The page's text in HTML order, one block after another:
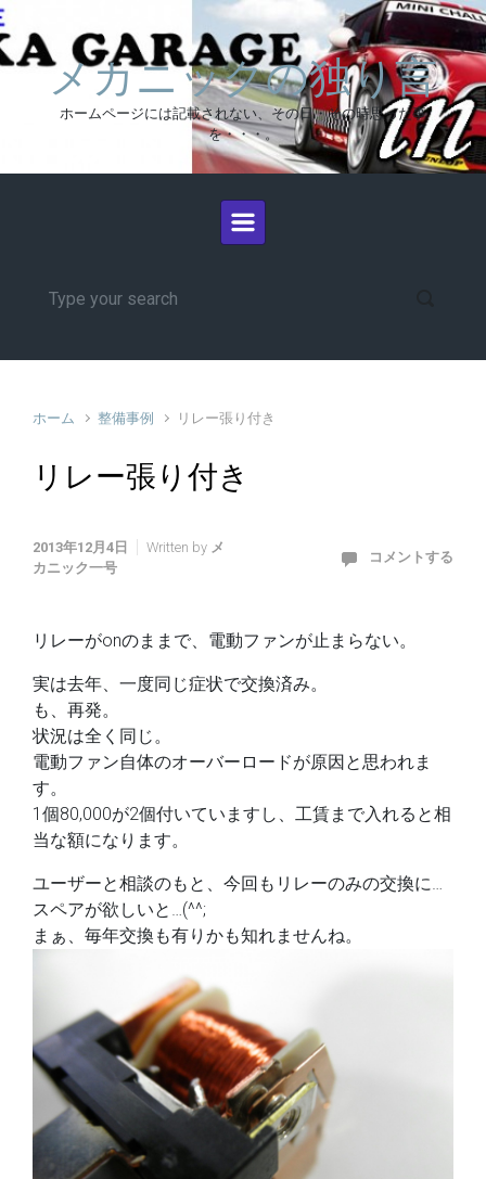
メカニックの独り言
ホームページには記載されない、その日・その時思った事
を・・・。
ホーム 整備事例 リレー張り付き
リレー張り付き
2013年12月4日 Written by メ
カニック一号
コメントする
リレーがonのままで、電動ファンが止まらない。
実は去年、一度同じ症状で交換済み。
も、再発。
状況は全く同じ。
電動ファン自体のオーバーロードが原因と思われま
す。
1個80,000が2個付いていますし、工賃まで入れると相
当な額になります。
ユーザーと相談のもと、今回もリレーのみの交換に…
スペアが欲しいと…(^^;
まぁ、毎年交換も有りかも知れませんね。